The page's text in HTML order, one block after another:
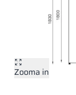
Zooma in